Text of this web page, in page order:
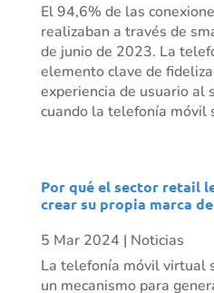
El 94,6% de las
realizaban a través de
de junio de 2023. La
elemento clave de
experiencia de usuario al
cuando la telefonía móvil
Por qué el sector retail
crear su propia marca
5 Mar 2024 | Noticias
La telefonía móvil virtual
un mecanismo para